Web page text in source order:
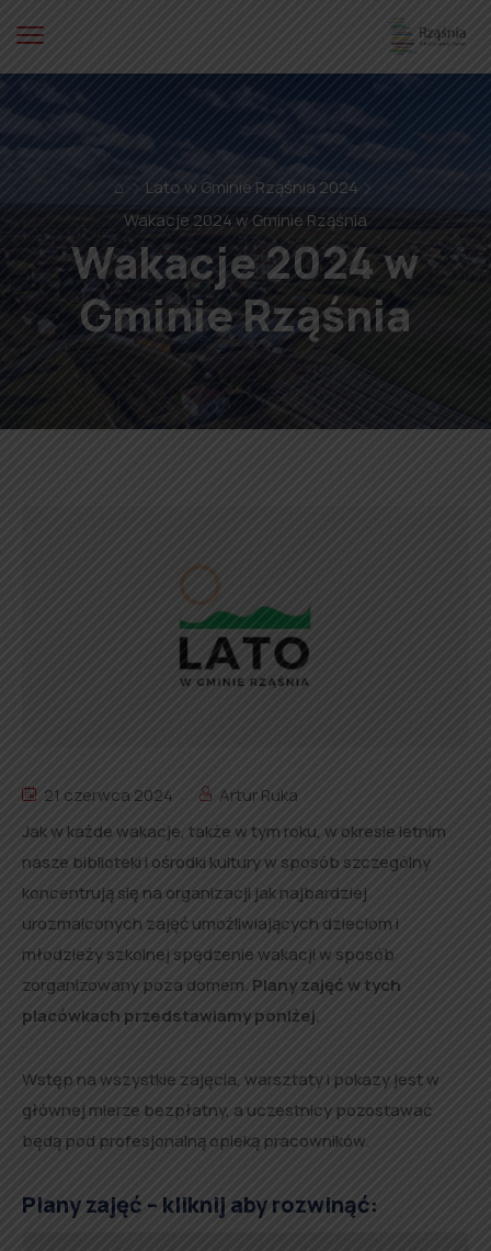
⌂
Lato w Gminie Rząśnia 2024
Wakacje 2024 w Gminie Rząśnia
Wakacje 2024 w
Gminie Rząśnia
21 czerwca 2024
Artur Ruka
Jak w każde wakacje, także w tym roku, w okresie letnim
nasze biblioteki i ośrodki kultury w sposób szczególny
koncentrują się na organizacji jak najbardziej
urozmaiconych zajęć umożliwiających dzieciom i
młodzieży szkolnej spędzenie wakacji w sposób
zorganizowany poza domem. Plany zajęć w tych
placówkach przedstawiamy poniżej.
Wstęp na wszystkie zajęcia, warsztaty i pokazy jest w
głównej mierze bezpłatny, a uczestnicy pozostawać
będą pod profesjonalną opieką pracowników.
Plany zajęć – kliknij aby rozwinąć: